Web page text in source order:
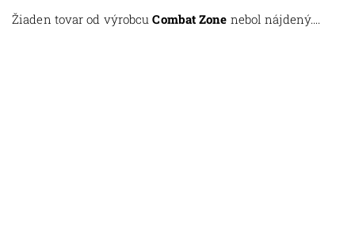
Žiaden tovar od výrobcuCombat Zone nebol nájdený....